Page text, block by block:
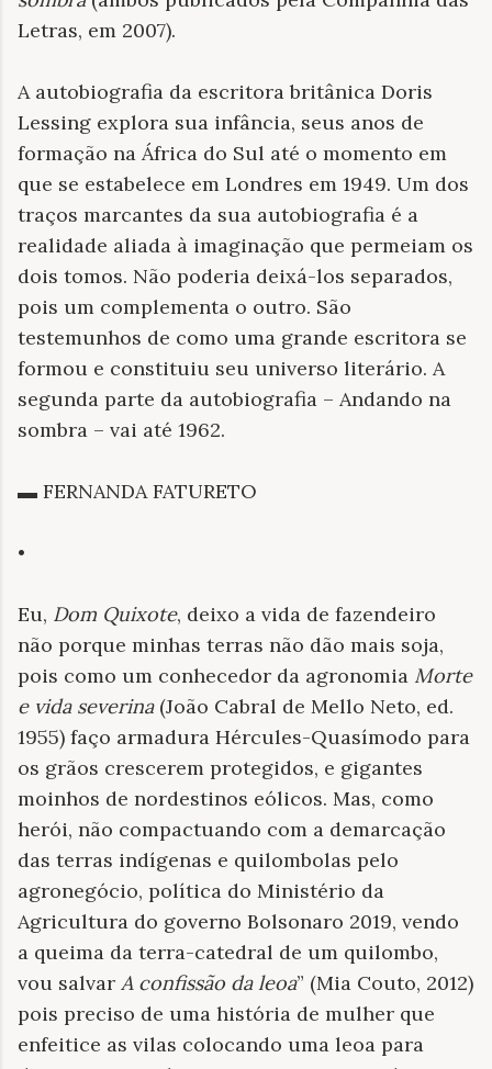
Letras, em 2007).
A autobiografia da escritora britânica Doris
Lessing explora sua infância, seus anos de
formação na África do Sul até o momento em
que se estabelece em Londres em 1949. Um dos
traços marcantes da sua autobiografia é a
realidade aliada à imaginação que permeiam os
dois tomos. Não poderia deixá-los separados,
pois um complementa o outro. São
testemunhos de como uma grande escritora se
formou e constituiu seu universo literário. A
segunda parte da autobiografia – Andando na
sombra – vai até 1962.
▬ FERNANDA FATURETO
•
Eu, Dom Quixote, deixo a vida de fazendeiro
não porque minhas terras não dão mais soja,
pois como um conhecedor da agronomia Morte
e vida severina(João Cabral de Mello Neto, ed.
1955) faço armadura Hércules-Quasímodo para
os grãos crescerem protegidos, e gigantes
moinhos de nordestinos eólicos. Mas, como
herói, não compactuando com a demarcação
das terras indígenas e quilombolas pelo
agronegócio, política do Ministério da
Agricultura do governo Bolsonaro 2019, vendo
a queima da terra-catedral de um quilombo,
vou salvar A confissão da leoa” (Mia Couto, 2012)
pois preciso de uma história de mulher que
enfeitice as vilas colocando uma leoa para